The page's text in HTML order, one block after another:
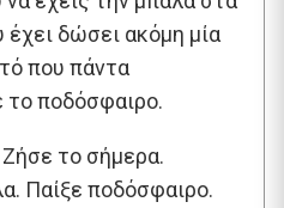
δώσει ακόμη μία
που πάντα
ποδόσφαιρο.
το σήμερα.
Παίξε ποδόσφαιρο.